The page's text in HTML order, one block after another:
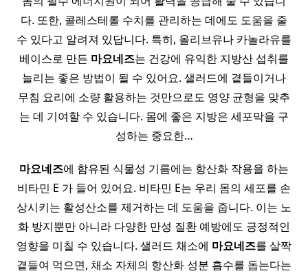
다. 또한, 콜레스테롤 수치를 관리하는 데에도 도움을 줄
수 있다고 알려져 있답니다. 특히, 올리브유나 카놀라유를
베이스로 만든 마요네즈는 건강에 유익한 지방산 섭취를
늘리는 좋은 방법이 될 수 있어요. 샐러드에 곁들이거나
무침 요리에 소량 활용하는 것만으로도 영양 균형을 맞추
는 데 기여할 수 있습니다. 몸에 좋은 지방은 세포막을 구
성하는 중요한…
마요네즈에 함유된 식물성 기름에는 항산화 작용을 하는
비타민 E 가 들어 있어요. 비타민 E는 우리 몸의 세포를 손
상시키는 활성산소를 제거하는 데 도움을 줍니다. 이는 노
화 방지뿐만 아니라 다양한 만성 질환 예방에도 긍정적인
영향을 미칠 수 있습니다. 샐러드 채소에 마요네즈를 살짝
곁들여 먹으면, 채소 자체의 항산화 성분 흡수를 돕는다는